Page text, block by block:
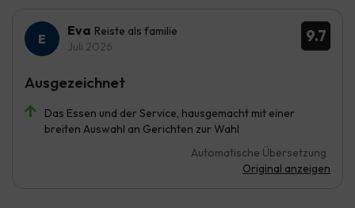
9.7
Eva Reiste als familie
Juli 2026
Das Essen und der Service, hausgemacht mit einer
breiten Auswahl an Gerichten zur Wahl
Automatische Übersetzung
Original anzeigen
Ausgezeichnet